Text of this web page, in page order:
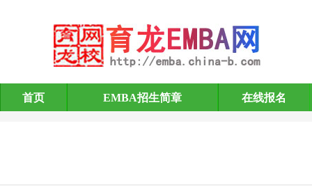
EMBA招生简章
首页 EMBA招生简章 在线报名